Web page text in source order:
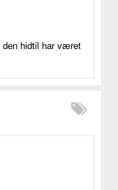
den hidtil har været